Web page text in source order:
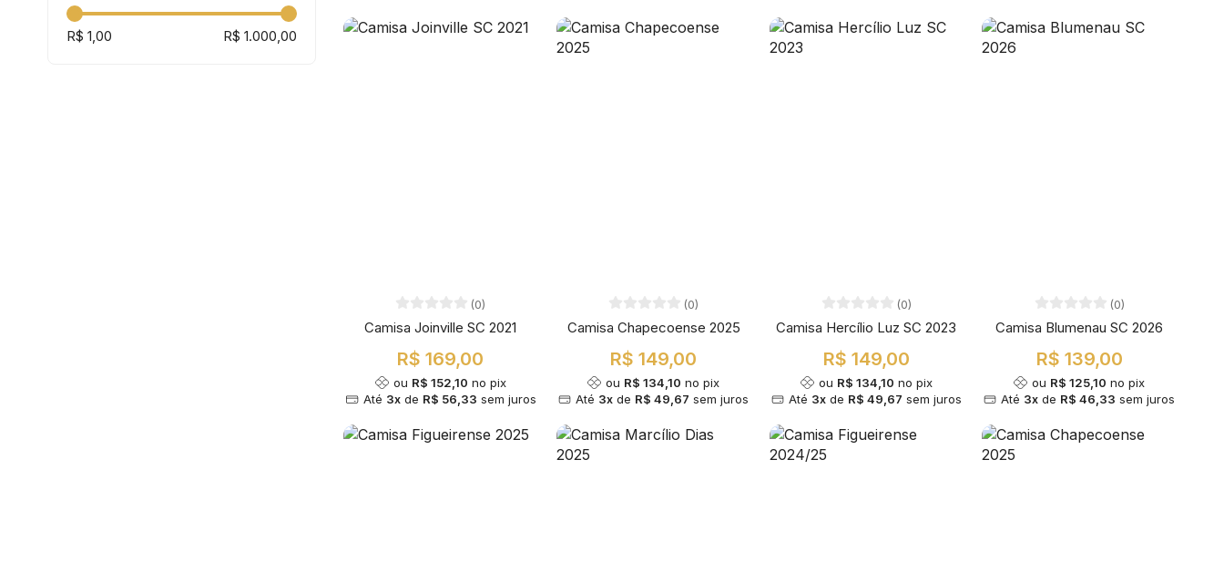
R$ 1,00 R$ 1.000,00
(0)
Camisa Joinville SC 2021
R$ 169,00
ou R$ 152,10 no pix
Até 3xde R$ 56,33 sem juros
(0)
Camisa Chapecoense 2025
R$ 149,00
ou R$ 134,10 no pix
Até 3x de R$ 49,67 sem juros
(0)
Camisa Hercílio Luz SC 2023
R$ 149,00
ou R$ 134,10 no pix
Até 3x de R$ 49,67 sem juros
(0)
Camisa Blumenau SC 2026
R$ 139,00
ou R$ 125,10 no pix
Até 3x de R$ 46,33 sem juros